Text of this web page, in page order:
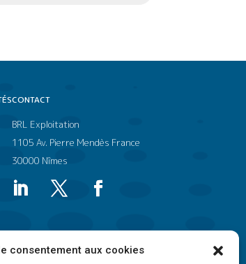
consentement aux cookies
CONTACT
BRL Exploitation
1105 Av. Pierre Mendès France
30000 Nîmes